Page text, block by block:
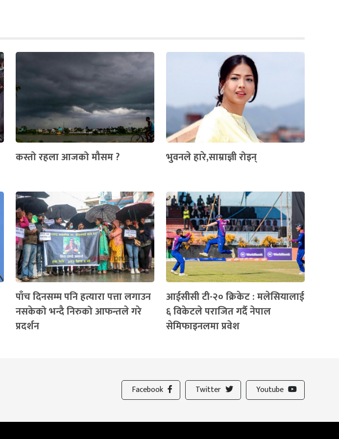
कस्तो रहला आजको मौसम ? भुवनले हारे,साम्राज्ञी रोइन्
पाँच दिनसम्म पनि हत्यारा पत्ता लगाउन
नसकेको भन्दै निरुको आफन्तले गरे
प्रदर्शन
आईसीसी टी-२० क्रिकेट : मलेसियालाई
६ विकेटले पराजित गर्दै नेपाल
सेमिफाइनलमा प्रवेश
Facebook Twitter Youtube